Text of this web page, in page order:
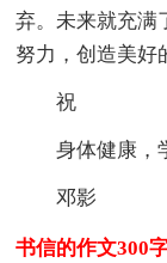
弃。未来就充满
努力，创造美好
祝
身体健康，
邓影
书信的作文300